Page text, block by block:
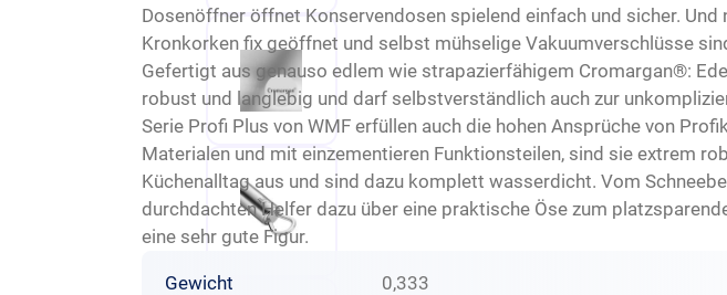
Dosenöffner öffnet Konservendosen spielend einfach und sicher.
Kronkorken fix geöffnet und selbst mühselige Vakuumverschlüsse
Gefertigt aus genauso edlem wie strapazierfähigem Cromargan®:
robust und langlebig und darf selbstverständlich auch zur
Serie Profi Plus von WMF erfüllen auch die hohen Ansprüche von
Materialen und mit einzementieren Funktionsteilen, sind sie extrem
Küchenalltag aus und sind dazu komplett wasserdicht. Vom
durchdachten Helfer dazu über eine praktische Öse zum
eine sehr gute Figur.
Gewicht 0,333